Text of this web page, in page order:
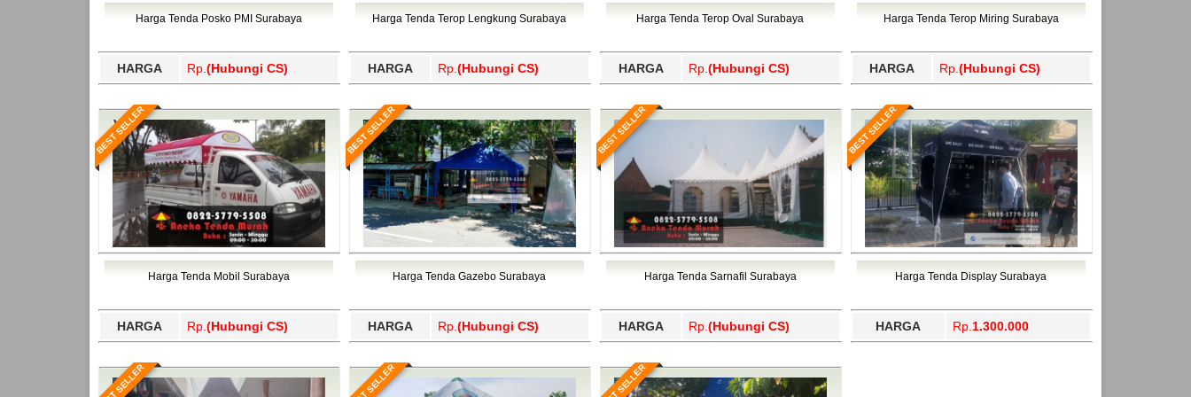
Bawang Barat, Tulangbawang, Tulungagung, Wajo, Wakatobi, Waropen, Way Kanan, Wonogiri, Wonosobo, Yahukimo, Yalimo, Yogyakarta.
Harga Tenda Posko PMI Surabaya
HARGA Rp. (Hubungi CS)
Harga Tenda Terop Lengkung Surabaya
HARGA Rp. (Hubungi CS)
Harga Tenda Terop Oval Surabaya
HARGA Rp. (Hubungi CS)
Harga Tenda Terop Miring Surabaya
HARGA Rp. (Hubungi CS)
BEST SELLER
Harga Tenda Mobil Surabaya
HARGA Rp. (Hubungi CS)
BEST SELLER
Harga Tenda Gazebo Surabaya
HARGA Rp. (Hubungi CS)
BEST SELLER
Harga Tenda Sarnafil Surabaya
HARGA Rp. (Hubungi CS)
BEST SELLER
Harga Tenda Display Surabaya
HARGA Rp. 1.300.000